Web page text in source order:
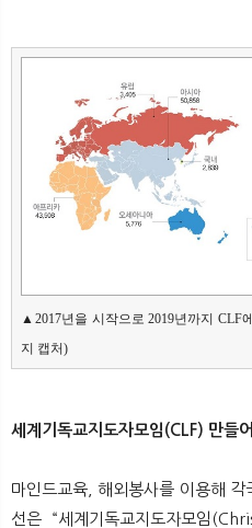
▲2017년을 시작으로 2019년까지 CLF
지 캡처)
세계기독교지도자모임(CLF) 만들
마인드교육, 해외봉사를 이용해
선은 “세계기독교지도자모임